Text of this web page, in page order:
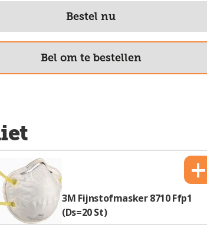
Bestel nu
Bel om te bestellen
3M Fijnstofmasker 8710 Ffp1
(Ds=20 St)
+